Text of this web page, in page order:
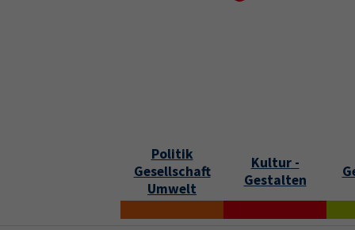
Politik
Gesellschaft
Umwelt
Kultur -
Gestalten